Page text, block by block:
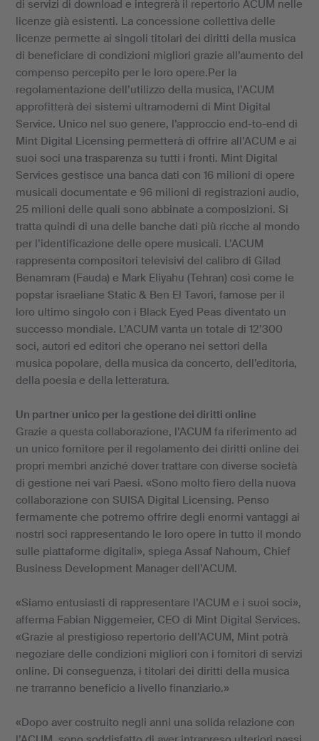
di servizi di download e integrerà il repertorio ACUM nelle
licenze già esistenti. La concessione collettiva delle
licenze permette ai singoli titolari dei diritti della musica
di beneficiare di condizioni migliori grazie all’aumento del
compenso percepito per le loro opere.Per la
regolamentazione dell’utilizzo della musica, l’ACUM
approfitterà dei sistemi ultramoderni di Mint Digital
Service. Unico nel suo genere, l’approccio end-to-end di
Mint Digital Licensing permetterà di offrire all’ACUM e ai
suoi soci una trasparenza su tutti i fronti. Mint Digital
Services gestisce una banca dati con 16 milioni di opere
musicali documentate e 96 milioni di registrazioni audio,
25 milioni delle quali sono abbinate a composizioni. Si
tratta quindi di una delle banche dati più ricche al mondo
per l’identificazione delle opere musicali. L’ACUM
rappresenta compositori televisivi del calibro di Gilad
Benamram (Fauda) e Mark Eliyahu (Tehran) così come le
popstar israeliane Static & Ben El Tavori, famose per il
loro ultimo singolo con i Black Eyed Peas diventato un
successo mondiale. L’ACUM vanta un totale di 12’300
soci, autori ed editori che operano nei settori della
musica popolare, della musica da concerto, dell’editoria,
della poesia e della letteratura.
Un partner unico per la gestione dei diritti online
Grazie a questa collaborazione, l’ACUM fa riferimento ad
un unico fornitore per il regolamento dei diritti online dei
propri membri anziché dover trattare con diverse società
di gestione nei vari Paesi. «Sono molto fiero della nuova
collaborazione con SUISA Digital Licensing. Penso
fermamente che potremo offrire degli enormi vantaggi ai
nostri soci rappresentando le loro opere in tutto il mondo
sulle piattaforme digitali», spiega Assaf Nahoum, Chief
Business Development Manager dell’ACUM.
«Siamo entusiasti di rappresentare l’ACUM e i suoi soci»,
afferma Fabian Niggemeier, CEO di Mint Digital Services.
«Grazie al prestigioso repertorio dell’ACUM, Mint potrà
negoziare delle condizioni migliori con i fornitori di servizi
online. Di conseguenza, i titolari dei diritti della musica
ne trarranno beneficio a livello finanziario.»
«Dopo aver costruito negli anni una solida relazione con